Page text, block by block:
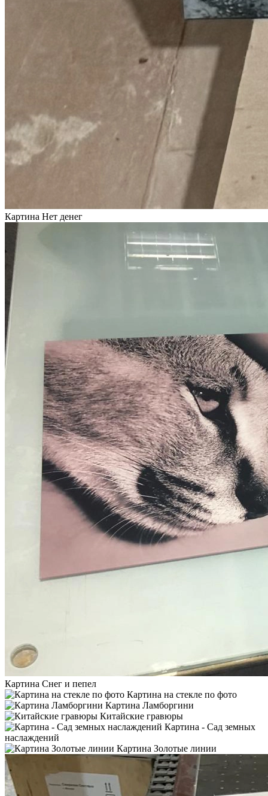
Картина Нет денег
Картина Снег и пепел
Картина на стекле по фото
Картина Ламборгини
Китайские гравюры
Картина - Сад земных
наслаждений
Картина Золотые линии